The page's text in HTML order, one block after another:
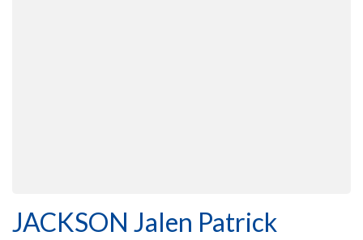
JACKSON Jalen Patrick